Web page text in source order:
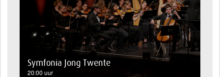
Symfonia Jong Twente
20:00 uur